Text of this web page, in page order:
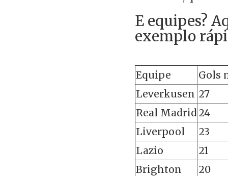
E equipes?
exemplo
Equipe
Gols
Leverkusen 27
Real Madrid 24
Liverpool
23
Lazio
21
Brighton
20